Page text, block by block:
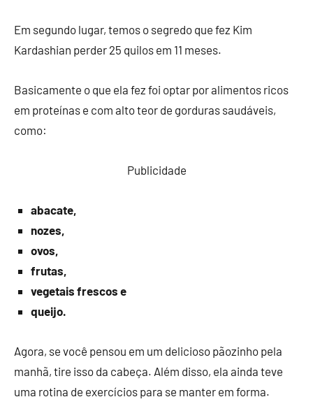
Em segundo lugar, temos o segredo que fez Kim
Kardashian perder 25 quilos em 11 meses.
Basicamente o que ela fez foi optar por alimentos ricos
em proteínas e com alto teor de gorduras saudáveis, ​​
como:
Publicidade
abacate,
nozes,
ovos,
frutas,
vegetais frescos e
queijo.
Agora, se você pensou em um delicioso pãozinho pela
manhã, tire isso da cabeça. Além disso, ela ainda teve
uma rotina de exercícios para se manter em forma.